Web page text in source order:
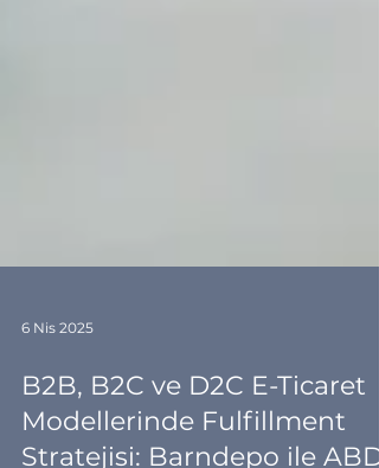
6 Nis 2025
B2B, B2C ve D2C E-Ticaret